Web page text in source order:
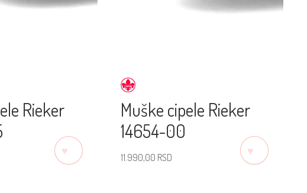
Rieker
Muške cipele Rieker
14654-00
11.990,00 RSD